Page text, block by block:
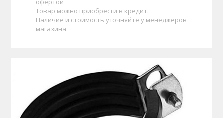
офертой
Товар можно приобрести в кредит.
Наличие и стоимость уточняйте у менеджеров
магазина